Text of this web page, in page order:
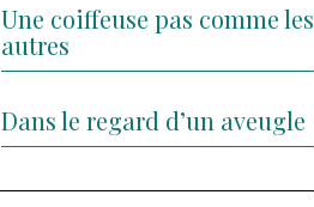
Une coiffeuse pas comme les
autres
Dans le regard d’un aveugle